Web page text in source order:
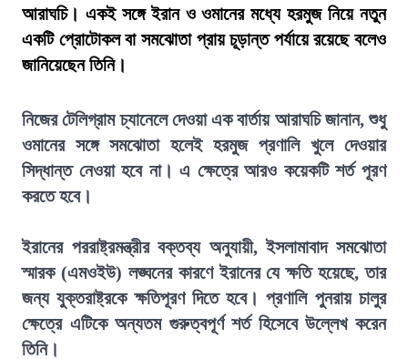
আরাঘচি। একই সঙ্গে ইরান ও ওমানের মধ্যে হরমুজ নিয়ে নতুন
একটি প্রোটোকল বা সমঝোতা প্রায় চূড়ান্ত পর্যায়ে রয়েছে বলেও
জানিয়েছেন তিনি।
নিজের টেলিগ্রাম চ্যানেলে দেওয়া এক বার্তায় আরাঘচি জানান, শুধু
ওমানের সঙ্গে সমঝোতা হলেই হরমুজ প্রণালি খুলে দেওয়ার
সিদ্ধান্ত নেওয়া হবে না। এ ক্ষেত্রে আরও কয়েকটি শর্ত পূরণ
করতে হবে।
ইরানের পররাষ্ট্রমন্ত্রীর বক্তব্য অনুযায়ী, ইসলামাবাদ সমঝোতা
স্মারক (এমওইউ) লঙ্ঘনের কারণে ইরানের যে ক্ষতি হয়েছে, তার
জন্য যুক্তরাষ্ট্রকে ক্ষতিপূরণ দিতে হবে। প্রণালি পুনরায় চালুর
ক্ষেত্রে এটিকে অন্যতম গুরুত্বপূর্ণ শর্ত হিসেবে উল্লেখ করেন
তিনি।